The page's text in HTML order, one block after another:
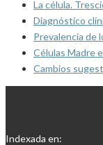
La célula.
Diagnóstico
Prevalencia de
Células Madre
Cambios
Indexada en: